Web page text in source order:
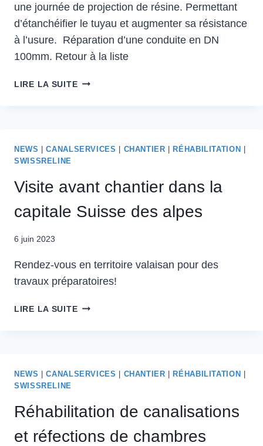
une journée de projection de résine. Permettant
d’étanchéifier le tuyau et augmenter sa résistance
à l’usure. Réparation d’une conduite en DN
100mm. Retour à la liste
LIRE LA SUITE
NEWS |CANALSERVICES CHANTIER RÉHABILITATION
SWISSRELINE
Visite avant chantier dans la
capitale Suisse des alpes
6 juin 2023
Rendez-vous en territoire valaisan pour des
travaux préparatoires!
LIRE LA SUITE
NEWS |CANALSERVICES CHANTIER RÉHABILITATION
SWISSRELINE
Réhabilitation de canalisations
et réfections de chambres